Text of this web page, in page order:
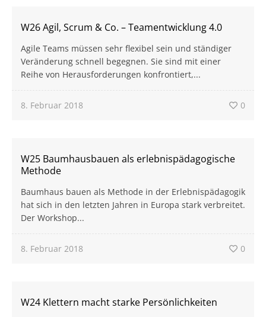
W26 Agil, Scrum & Co. – Teamentwicklung 4.0
Agile Teams müssen sehr flexibel sein und ständiger
Veränderung schnell begegnen. Sie sind mit einer
Reihe von Herausforderungen konfrontiert,...
8. Februar 2018 0
W25 Baumhausbauen als erlebnispädagogische
Methode
Baumhaus bauen als Methode in der Erlebnispädagogik
hat sich in den letzten Jahren in Europa stark verbreitet.
Der Workshop...
8. Februar 2018 0
W24 Klettern macht starke Persönlichkeiten